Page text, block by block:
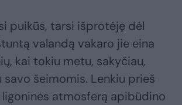
puikūs, tarsi išprotėję dėl
valandą vakaro jie eina
kai tokiu metu, sakyčiau,
šeimomis. Lenkiu prieš
ligoninės atmosferą apibūdino